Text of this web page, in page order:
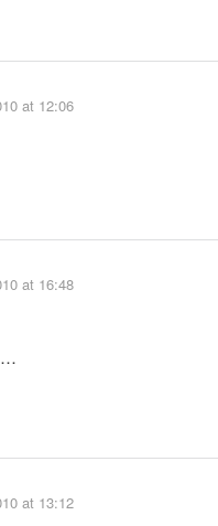
at 12:06
at 16:48
at 13:12